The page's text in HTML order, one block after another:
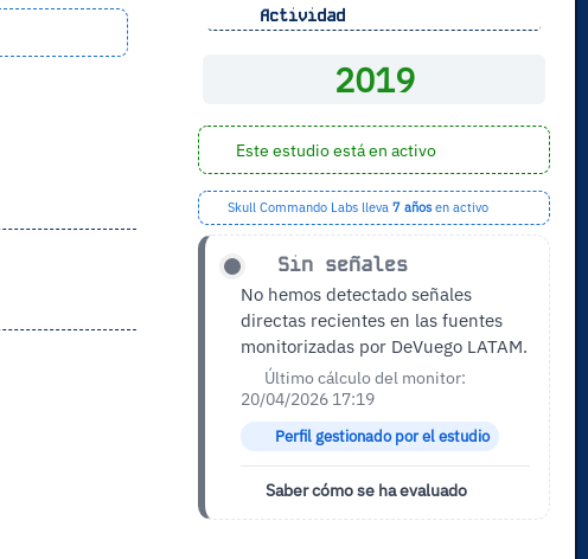
Actividad
2019
Este estudio está en activo
Skull Commando Labs lleva 7 añosen activo
Sin señales
No hemos detectado señales
directas recientes en las fuentes
monitorizadas por DeVuego LATAM.
Último cálculo del monitor:
20/04/2026 17:19
Perfil gestionado por el estudio
Saber cómo se ha evaluado